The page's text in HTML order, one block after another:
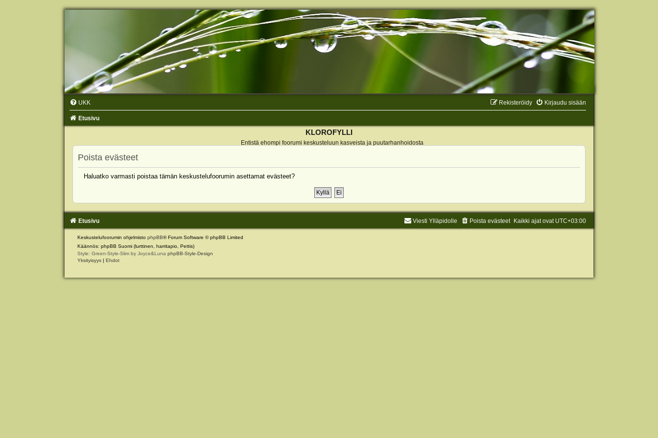
UKK Kirjaudu sisään
Rekisteröidy
Etusivu
KLOROFYLLI
Entistä ehompi foorumi keskusteluun kasveista ja puutarhanhoidosta
Poista evästeet
Haluatko varmasti poistaa tämän keskustelufoorumin asettamat evästeet?
Etusivu Kaikki ajat ovat UTC+03:00
Poista evästeet
Viesti Ylläpidolle
Keskustelufoorumin ohjelmisto phpBB® Forum Software © phpBB Limited
Käännös: phpBB Suomi (lurttinen, harritapio, Pettis)
Style: Green-Style-Slim by Joyce&Luna phpBB-Style-Design
Yksityisyys | Ehdot